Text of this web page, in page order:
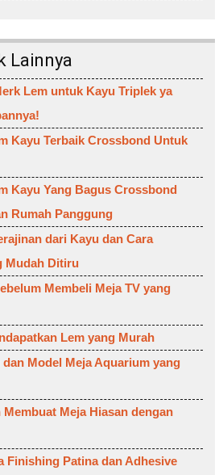
Lainnya
Lem untuk Kayu Triplek ya
Kayu Terbaik Crossbond Untuk
Kayu Yang Bagus Crossbond
Rumah Panggung
dari Kayu dan Cara
Mudah Ditiru
Membeli Meja TV yang
Lem yang Murah
Model Meja Aquarium yang
Meja Hiasan dengan
Finishing Patina dan Adhesive